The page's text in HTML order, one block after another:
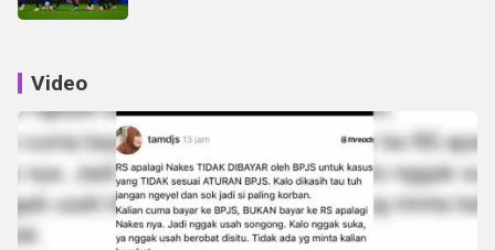
Video